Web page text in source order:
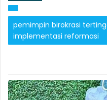
pemimpin birokrasi
implementasi reformasi